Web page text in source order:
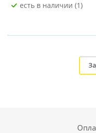
Есть в наличии (1)